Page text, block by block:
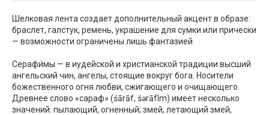
Шелковая лента создает дополнительный акцент в образе:
браслет, галстук, ремень, украшение для сумки или прически
— возможности ограничены лишь фантазией
Серафи́мы — в иудейской и христианской традиции высший
ангельский чин, ангелы, стоящие вокруг бога. Носители
божественного огня любви, сжигающего и очищающего.
Древнее слово «сараф» (śārāf, śərāfîm) имеет несколько
значений: пылающий, огненный; змей, летающий змей,